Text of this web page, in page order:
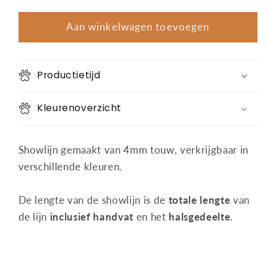
Aan winkelwagen toevoegen
Productietijd
Kleurenoverzicht
Showlijn gemaakt van 4mm touw, verkrijgbaar in
verschillende kleuren.
De lengte van de showlijn is de totale lengte van
de lijn inclusief handvat en het halsgedeelte.